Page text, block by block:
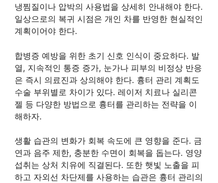
냉찜질이나 압박의 사용법을 상세히 안내해야 한다.
일상으로의 복귀 시점은 개인 차를 반영한 현실적인
계획이어야 한다.
합병증 예방을 위한 초기 신호 인식이 중요하다. 발
열, 지속적인 통증 증가, 눈가나 피부의 비정상 반응
은 즉시 의료진과 상의해야 한다. 흉터 관리 계획도
수술 부위별로 차이가 있다. 레이저 치료나 실리콘
젤 등 다양한 방법으로 흉터를 관리하는 전략을 이
해하자.
생활 습관의 변화가 회복 속도에 큰 영향을 준다. 금
연과 음주 제한, 충분한 수면이 회복을 돕는다. 영양
섭취는 상처 치유에 직결된다. 또한 햇빛 노출을 피
하고 자외선 차단제를 사용하는 습관은 흉터 관리의